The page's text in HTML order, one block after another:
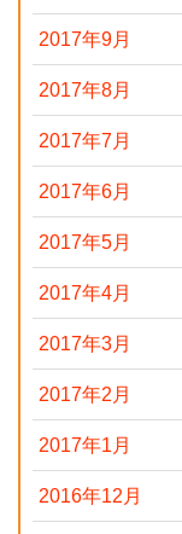
2017年9月
2017年8月
2017年7月
2017年6月
2017年5月
2017年4月
2017年3月
2017年2月
2017年1月
2016年12月